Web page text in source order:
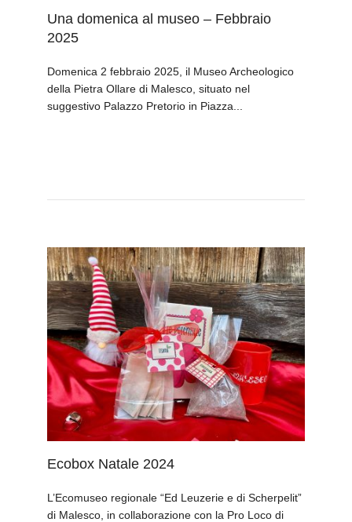
Una domenica al museo – Febbraio
2025
Domenica 2 febbraio 2025, il Museo Archeologico
della Pietra Ollare di Malesco, situato nel
suggestivo Palazzo Pretorio in Piazza...
Ecobox Natale 2024
L’Ecomuseo regionale “Ed Leuzerie e di Scherpelit”
di Malesco, in collaborazione con la Pro Loco di